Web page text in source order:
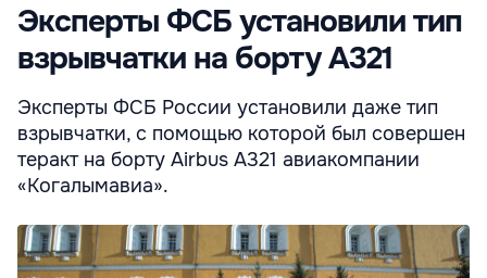
Эксперты ФСБ установили тип
взрывчатки на борту A321
Эксперты ФСБ России установили даже тип
взрывчатки, с помощью которой был совершен
теракт на борту Airbus А321 авиакомпании
«Когалымавиа».